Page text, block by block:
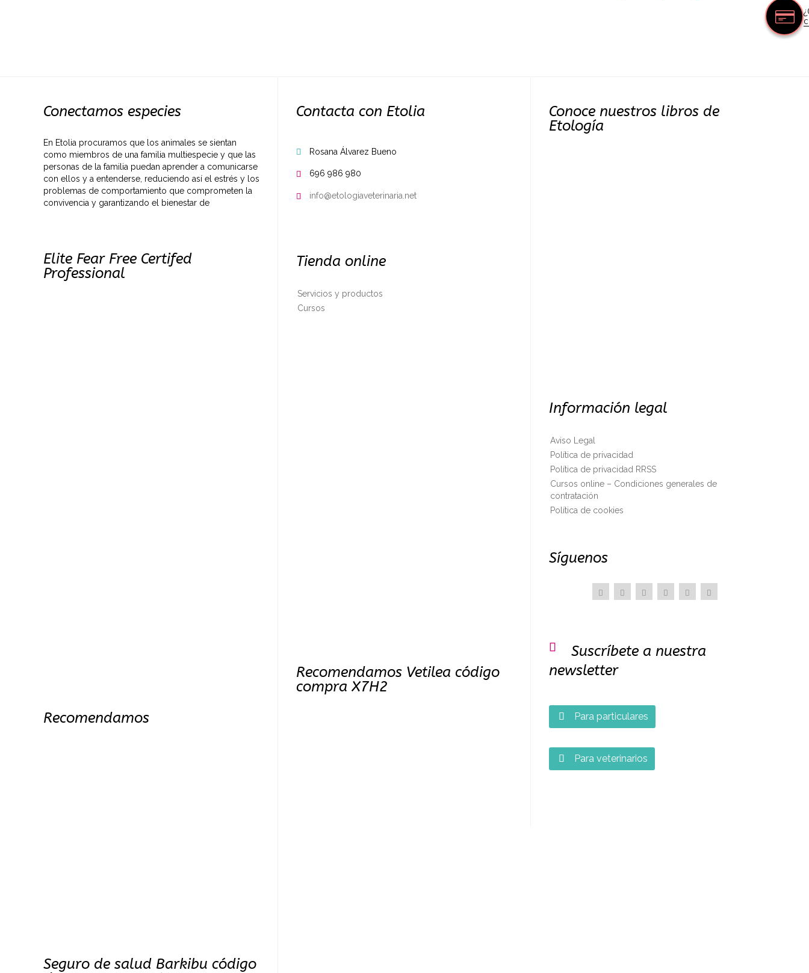
Conectamos especies
En Etolia procuramos que los animales se sientan
como miembros de una familia multiespecie y que las
personas de la familia puedan aprender a comunicarse
con ellos y a entenderse, reduciendo así el estrés y los
problemas de comportamiento que comprometen la
convivencia y garantizando el bienestar de
Elite Fear Free Certifed
Professional
Recomendamos
Seguro de salud Barkibu código
Contacta con Etolia
 Rosana Álvarez Bueno
 696 986 980
 info@etologiaveterinaria.net
Tienda online
Servicios y productos
Cursos
Recomendamos Vetilea código
compra X7H2
Conoce nuestros libros de
Etología
Información legal
Aviso Legal
Política de privacidad
Política de privacidad RRSS
Cursos online – Condiciones generales de
contratación
Política de cookies
Síguenos

Suscríbete a nuestra
newsletter
 Para particulares
 Para veterinarios